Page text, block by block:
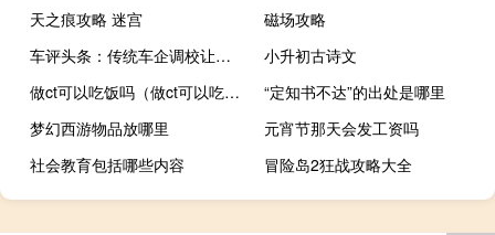
天之痕攻略 迷宫
磁场攻略
车评头条：传统车企调校让人惊喜 试驾广汽本田EA6
小升初古诗文
做ct可以吃饭吗（做ct可以吃饭吗）
“定知书不达”的出处是哪里
梦幻西游物品放哪里
元宵节那天会发工资吗
社会教育包括哪些内容
冒险岛2狂战攻略大全